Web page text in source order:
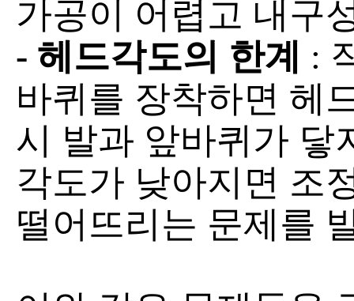
가공이 어렵고 내구
- 헤드각도의 한계 :
바퀴를 장착하면 헤
시 발과 앞바퀴가 닿
각도가 낮아지면 조
떨어뜨리는 문제를